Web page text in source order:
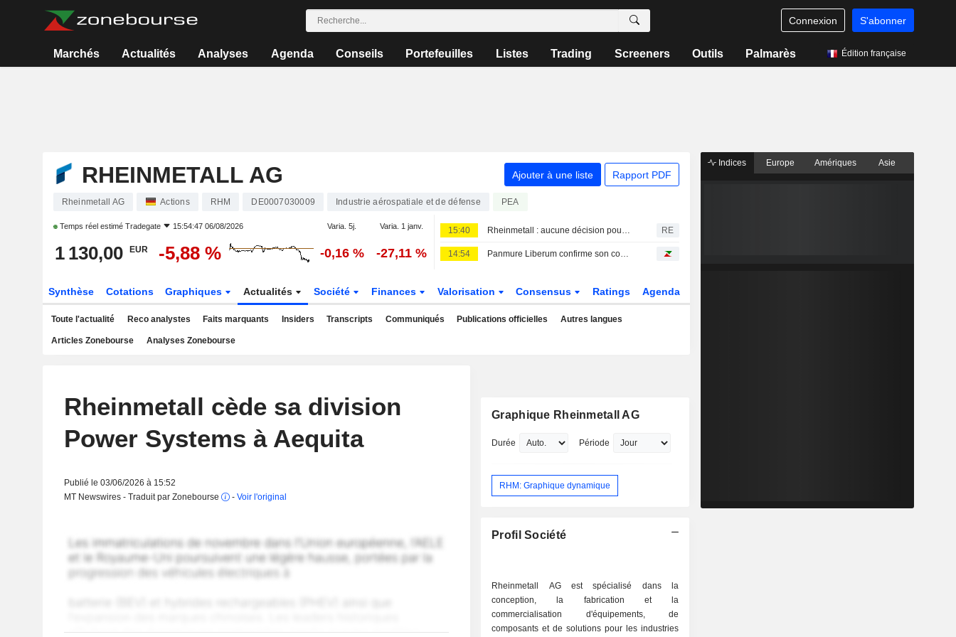
Connexion S'abonner
Marchés Actualités Analyses Agenda Conseils Portefeuilles Listes Trading Screeners Outils Palmarès Édition française
RHEINMETALL AG Ajouter à une liste Rapport PDF
Rheinmetall AG Actions RHM DE0007030009 Industrie aérospatiale et de défense PEA
Temps réel estimé Tradegate 15:54:47 06/08/2026 Varia. 5j. Varia. 1 janv.
1 130,00 EUR -5,88 % -0,16 % -27,11 %
15:40 Rheinmetall : aucune décision pour l'heure concernant l'acquisition du chantier naval GNYK RE
14:54 Panmure Liberum confirme son conseil sur Rheinmetall
Synthèse Cotations Graphiques Actualités Société Finances Valorisation Consensus Ratings Agenda
Toute l'actualité Reco analystes Faits marquants Insiders Transcripts Communiqués Publications officielles Autres langues
Articles Zonebourse Analyses Zonebourse
Rheinmetall cède sa division
Power Systems à Aequita
Publié le 03/06/2026 à 15:52
MT Newswires - Traduit par Zonebourse
- Voir l'original
Graphique Rheinmetall AG
Durée Période
RHM: Graphique dynamique
Profil Société
Rheinmetall AG est spécialisé dans la
conception, la fabrication et la
commercialisation d'équipements, de
composants et de solutions pour les industries
Indices Europe Amériques Asie